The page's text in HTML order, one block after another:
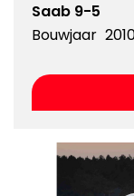
Saab 9-5
Bouwjaar